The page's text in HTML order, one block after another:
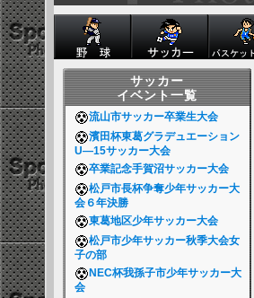
サッカー
イベント一覧
流山市サッカー卒業生大会
濱田杯東葛グラデュエーション
U―15サッカー大会
卒業記念手賀沼サッカー大会
松戸市長杯争奪少年サッカー大
会６年決勝
東葛地区少年サッカー大会
松戸市少年サッカー秋季大会女
子の部
NEC杯我孫子市少年サッカー大
会